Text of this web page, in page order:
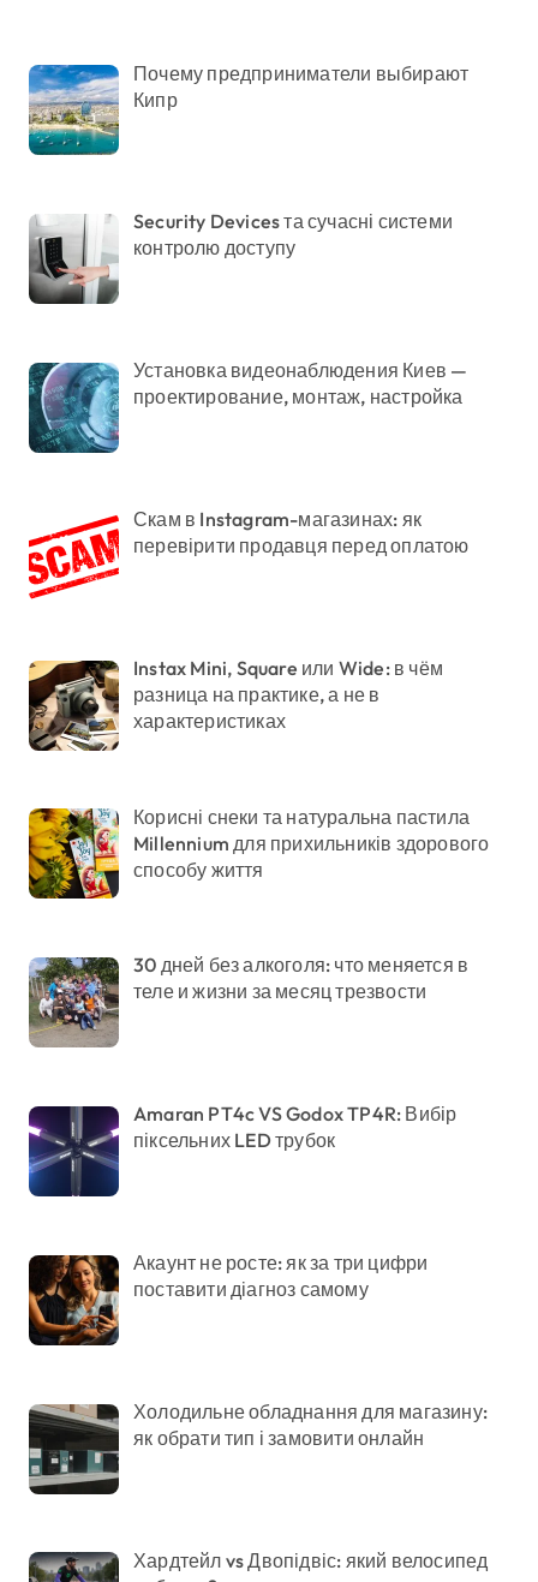
Почему предприниматели выбирают
Кипр
Security Devices та сучасні системи
контролю доступу
Установка видеонаблюдения Киев —
проектирование, монтаж, настройка
Скам в Instagram-магазинах: як
перевірити продавця перед оплатою
Instax Mini, Square или Wide: в чём
разница на практике, а не в
характеристиках
Корисні снеки та натуральна пастила
Millennium для прихильників здорового
способу життя
30 дней без алкоголя: что меняется в
теле и жизни за месяц трезвости
Amaran PT4c VS Godox TP4R: Вибір
піксельних LED трубок
Акаунт не росте: як за три цифри
поставити діагноз самому
Холодильне обладнання для магазину:
як обрати тип і замовити онлайн
Хардтейл vs Двопідвіс: який велосипед